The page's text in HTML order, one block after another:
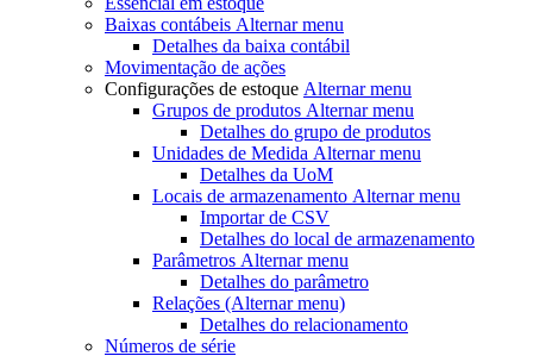
Baixas contábeis Alternar menu
Detalhes da baixa contábil
Movimentação de ações
Configurações de estoque Alternar menu
Grupos de produtos Alternar menu
Detalhes do grupo de produtos
Unidades de Medida Alternar menu
Detalhes da UoM
Locais de armazenamento Alternar menu
Importar de CSV
Detalhes do local de armazenamento
Parâmetros Alternar menu
Detalhes do parâmetro
Relações (Alternar menu)
Detalhes do relacionamento
Números de série